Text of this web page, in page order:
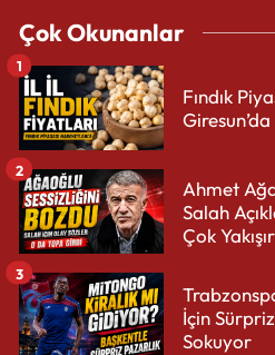
Çok Okunanlar
Fındık
1
Ahmet
Salah
Çok Yakışır
2
İçin
Sokuyor
3